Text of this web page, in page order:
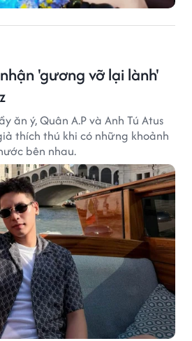
'gương vỡ lại lành'
ăn ý, Quân A.P và Anh Tú Atus
thích thú khi có những khoảnh
bên nhau.